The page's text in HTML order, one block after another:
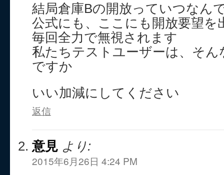
結局倉庫Bの開放っていつなん
公式にも、ここにも開放要望を
毎回全力で無視されます
私たちテストユーザーは、そん
ですか
いい加減にしてください
返信
意見 より:
2015年6月26日 4:24 PM